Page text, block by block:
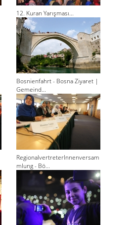
12. Kuran Yarışması...
Bosnienfahrt - Bosna Ziyaret |
Gemeind...
RegionalvertreterInnenversam
mlung - Bö...